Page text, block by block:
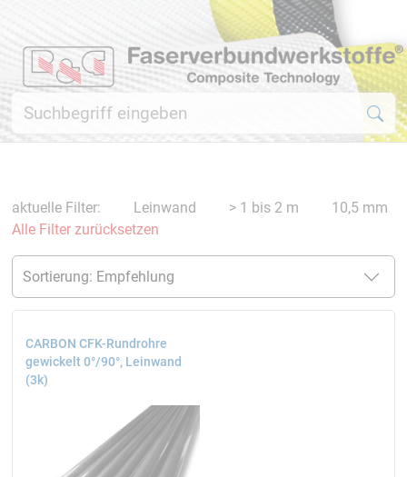
aktuelle Filter: Leinwand > 1 bis 2 m
10,5 mm
Alle Filter zurücksetzen
CARBON CFK-Rundrohre
gewickelt 0°/90°, Leinwand
(3k)